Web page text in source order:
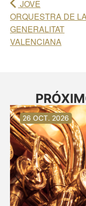
JOVE
ORQUESTRA DE LA
GENERALITAT
VALENCIANA
30 AG. 2026
30 AG. 2026
13 SET. 2026
20 SET. 2026
20 SET. 2026
26 SET. 2026
03 OCT. 2026
16 OCT. 2026
26 OCT. 2026